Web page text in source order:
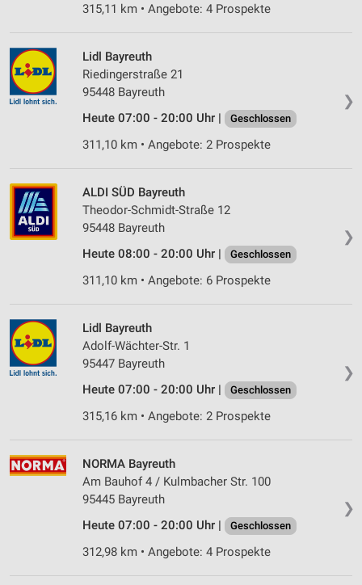
315,11 km • Angebote: 4 Prospekte
❯
Lidl Bayreuth
Riedingerstraße 21
95448 Bayreuth
Heute 07:00 - 20:00 Uhr |
Geschlossen
311,10 km • Angebote: 2 Prospekte
❯
ALDI SÜD Bayreuth
Theodor-Schmidt-Straße 12
95448 Bayreuth
Heute 08:00 - 20:00 Uhr |
Geschlossen
311,10 km • Angebote: 6 Prospekte
❯
Lidl Bayreuth
Adolf-Wächter-Str. 1
95447 Bayreuth
Heute 07:00 - 20:00 Uhr |
Geschlossen
315,16 km • Angebote: 2 Prospekte
❯
NORMA Bayreuth
Am Bauhof 4 / Kulmbacher Str. 100
95445 Bayreuth
Heute 07:00 - 20:00 Uhr |
Geschlossen
312,98 km • Angebote: 4 Prospekte